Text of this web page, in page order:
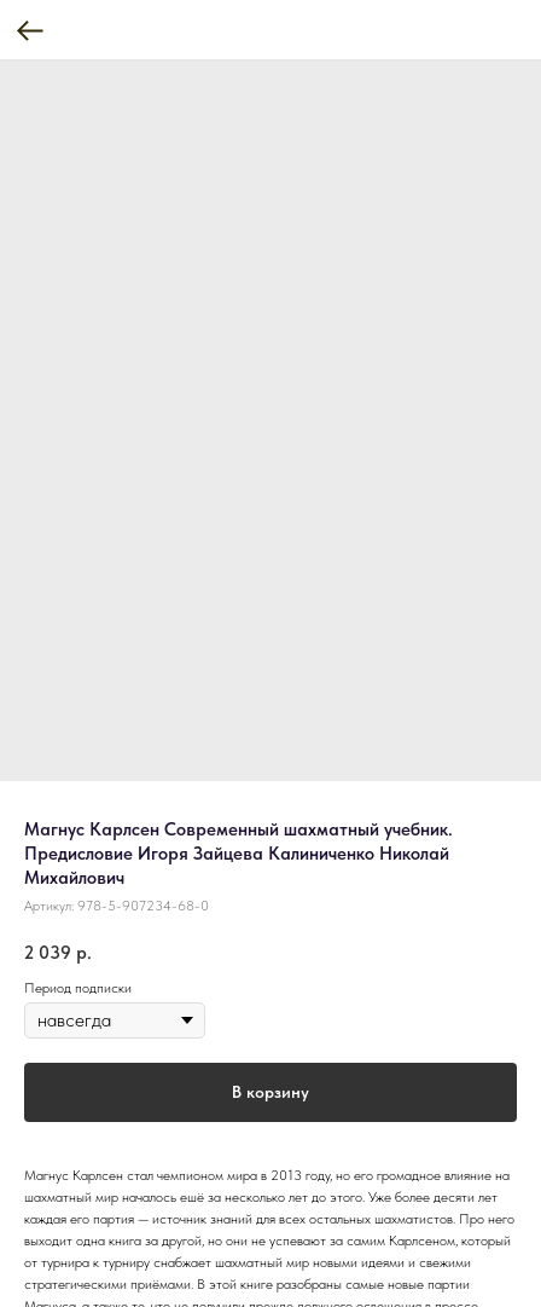
Магнус Карлсен Современный шахматный учебник.
Предисловие Игоря Зайцева Калиниченко Николай
Михайлович
Артикул: 978-5-907234-68-0
2 039 р.
Период подписки
В корзину
Магнус Карлсен стал чемпионом мира в 2013 году, но его громадное влияние на
шахматный мир началось ешё за несколько лет до этого. Уже более десяти лет
каждая его партия — источник знаний для всех остальных шахматистов. Про него
выходит одна книга за другой, но они не успевают за самим Карлсеном, который
от турнира к турниру снабжает шахматный мир новыми идеями и свежими
стратегическими приёмами. В этой книге разобраны самые новые партии